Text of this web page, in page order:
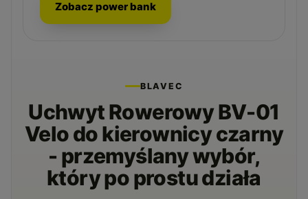
Zobacz power bank
BLAVEC
Uchwyt Rowerowy BV-01
Velo do kierownicy czarny
- przemyślany wybór,
który po prostu działa